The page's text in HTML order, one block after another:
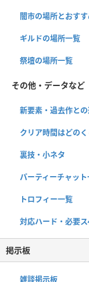
闇市の場所とおす
ギルドの場所一覧
祭壇の場所一覧
その他・データなど
新要素・過去作と
クリア時間はどのく
裏技・小ネタ
パーティーチャッ
トロフィー一覧
対応ハード・必要
掲示板
雑談掲示板